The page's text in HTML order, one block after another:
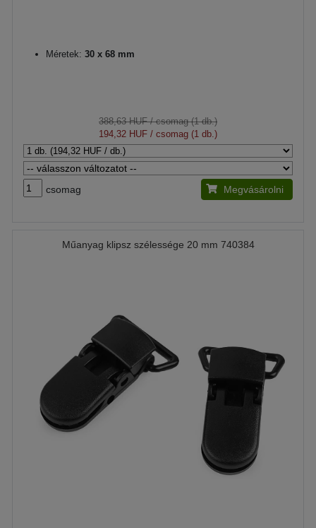
Méretek: 30 x 68 mm
388,63 HUF/ csomag (1 db.)
194,32 HUF / csomag (1 db.)
csomag Megvásárolni
Műanyag klipsz szélessége 20 mm 740384